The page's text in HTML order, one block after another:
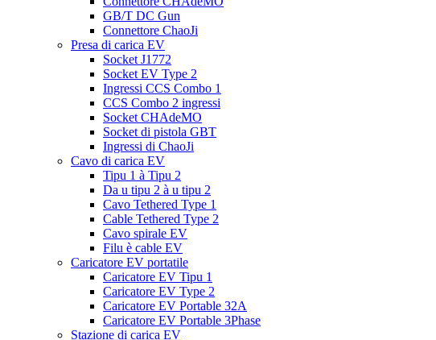
GB/T DC Gun
Connettore ChaoJi
Presa di carica EV
Socket J1772
Socket EV Type 2
Ingressi CCS Combo 1
CCS Combo 2 ingressi
Socket CHAdeMO
Socket di pistola GBT
Ingressi di ChaoJi
Cavo di carica EV
Tipu 1 à Tipu 2
Da u tipu 2 à u tipu 2
Cavo Tethered Type 1
Cable Tethered Type 2
Cavo spirale EV
Filu è cable EV
Caricatore EV portatile
Caricatore EV Tipu 1
Caricatore EV Type 2
Caricatore EV Portable 32A
Caricatore EV Portable 3Phase
Stazione di carica EV